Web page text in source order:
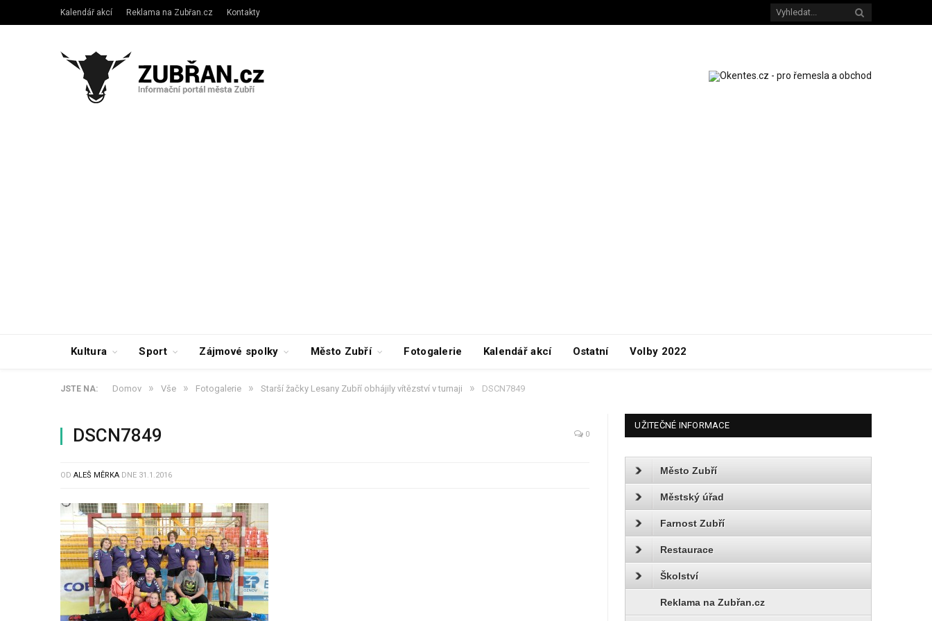
Kalendář akcí Reklama na Zubřan.cz Kontakty
Kultura Sport Zájmové spolky Město Zubří Fotogalerie Kalendář akcí Ostatní Volby 2022
JSTE NA: Domov » Vše » Fotogalerie » Starší žačky Lesany Zubří obhájily vítězství v turnaji » DSCN7849
DSCN7849 0
OD ALEŠ MĚRKA DNE 31.1.2016
UŽITEČNÉ INFORMACE
Město Zubří
Městský úřad
Farnost Zubří
Restaurace
Školství
Reklama na Zubřan.cz